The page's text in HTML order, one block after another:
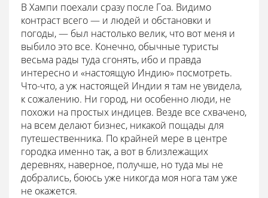
В Хампи поехали сразу после Гоа. Видимо
контраст всего — и людей и обстановки и
погоды, — был настолько велик, что вот меня и
выбило это все. Конечно, обычные туристы
весьма рады туда сгонять, ибо и правда
интересно и «настоящую Индию» посмотреть.
Что-что, а уж настоящей Индии я там не увидела,
к сожалению. Ни город, ни особенно люди, не
похожи на простых индицев. Везде все схвачено,
на всем делают бизнес, никакой пощады для
путешественника. По крайней мере в центре
городка именно так, а вот в близлежащих
деревнях, наверное, получше, но туда мы не
добрались, боюсь уже никогда моя нога там уже
не окажется.